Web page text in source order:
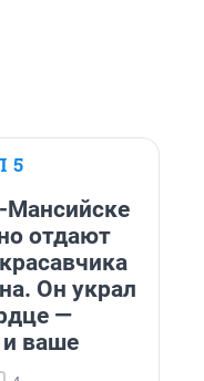
5
отдают
Он украл
—
и ваше